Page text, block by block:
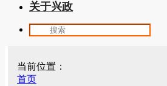
关于兴政
当前位置：
首页